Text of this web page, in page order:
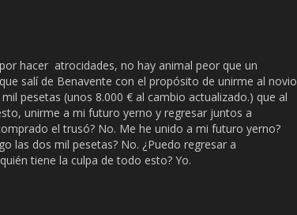
hacer atrocidades, no hay animal peor que un
salí de Benavente con el propósito de unirme al novio
pesetas (unos 8.000 € al cambio actualizado.) que al
unirme a mi futuro yerno y regresar juntos a
el trusó? No. Me he unido a mi futuro yerno?
las dos mil pesetas? No. ¿Puedo regresar a
tiene la culpa de todo esto? Yo.